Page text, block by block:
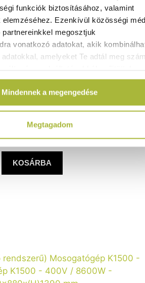
funkciók biztosításához, valamint
elemzéséhez. Ezenkívül közösségi
megosztjuk
vonatkozó adatokat, akik
amelyeket Te adtál meg
Mindennek a megengedése
Megtagadom
Mosogatógép K1500 –
szivattyúval – 400V / 8600W –
Raktáron
1.288.630Ft
Ft+ ÁFA)
KOSÁRBA